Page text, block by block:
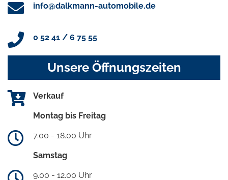
info@dalkmann-automobile.de
0 52 41 / 6 75 55
Unsere Öffnungszeiten
Verkauf
Montag bis Freitag
7.00 - 18.00 Uhr
Samstag
9.00 - 12.00 Uhr